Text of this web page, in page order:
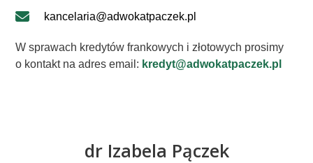
kancelaria@adwokatpaczek.pl
W sprawach kredytów frankowych i złotowych prosimy
o kontakt na adres email: kredyt@adwokatpaczek.pl
dr Izabela Pączek